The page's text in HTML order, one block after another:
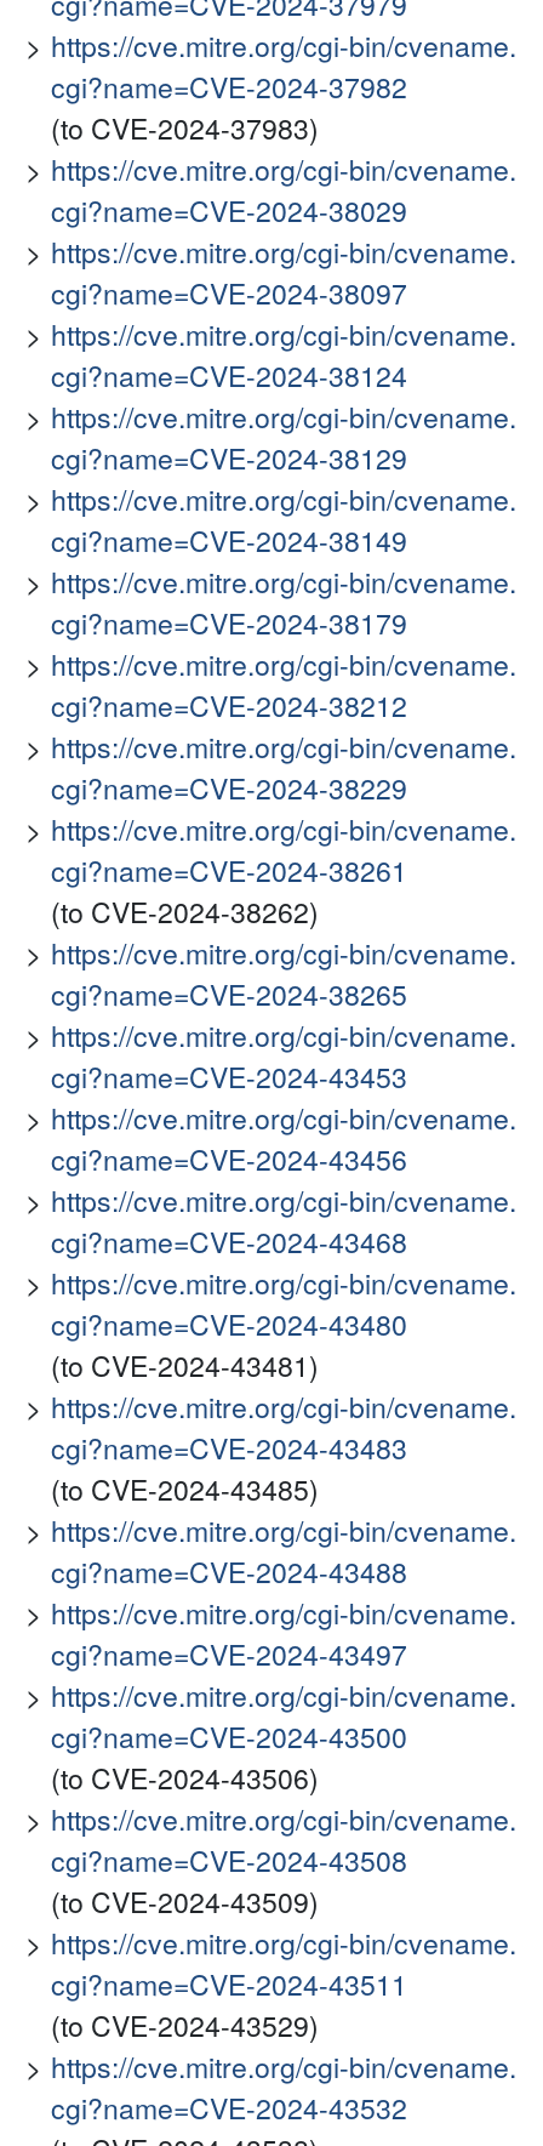
https://cve.mitre.org/cgi-bin/cvename.
cgi?name=CVE-2024-37982
(to CVE-2024-37983)
https://cve.mitre.org/cgi-bin/cvename.
cgi?name=CVE-2024-38029
https://cve.mitre.org/cgi-bin/cvename.
cgi?name=CVE-2024-38097
https://cve.mitre.org/cgi-bin/cvename.
cgi?name=CVE-2024-38124
https://cve.mitre.org/cgi-bin/cvename.
cgi?name=CVE-2024-38129
https://cve.mitre.org/cgi-bin/cvename.
cgi?name=CVE-2024-38149
https://cve.mitre.org/cgi-bin/cvename.
cgi?name=CVE-2024-38179
https://cve.mitre.org/cgi-bin/cvename.
cgi?name=CVE-2024-38212
https://cve.mitre.org/cgi-bin/cvename.
cgi?name=CVE-2024-38229
https://cve.mitre.org/cgi-bin/cvename.
cgi?name=CVE-2024-38261
(to CVE-2024-38262)
https://cve.mitre.org/cgi-bin/cvename.
cgi?name=CVE-2024-38265
https://cve.mitre.org/cgi-bin/cvename.
cgi?name=CVE-2024-43453
https://cve.mitre.org/cgi-bin/cvename.
cgi?name=CVE-2024-43456
https://cve.mitre.org/cgi-bin/cvename.
cgi?name=CVE-2024-43468
https://cve.mitre.org/cgi-bin/cvename.
cgi?name=CVE-2024-43480
(to CVE-2024-43481)
https://cve.mitre.org/cgi-bin/cvename.
cgi?name=CVE-2024-43483
(to CVE-2024-43485)
https://cve.mitre.org/cgi-bin/cvename.
cgi?name=CVE-2024-43488
https://cve.mitre.org/cgi-bin/cvename.
cgi?name=CVE-2024-43497
https://cve.mitre.org/cgi-bin/cvename.
cgi?name=CVE-2024-43500
(to CVE-2024-43506)
https://cve.mitre.org/cgi-bin/cvename.
cgi?name=CVE-2024-43508
(to CVE-2024-43509)
https://cve.mitre.org/cgi-bin/cvename.
cgi?name=CVE-2024-43511
(to CVE-2024-43529)
https://cve.mitre.org/cgi-bin/cvename.
cgi?name=CVE-2024-43532